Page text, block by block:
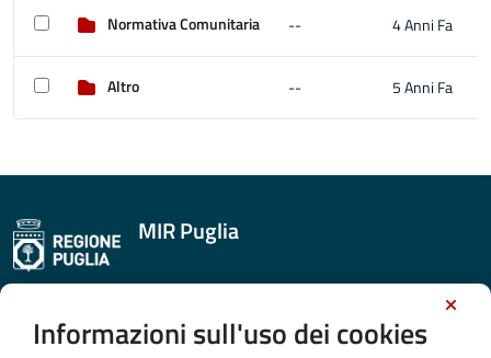
Informazioni sull'uso dei cookies
Normativa Comunitaria -- 4 Anni Fa
Altro -- 5 Anni Fa
MIR Puglia
CONTATTI E INDIRIZZI